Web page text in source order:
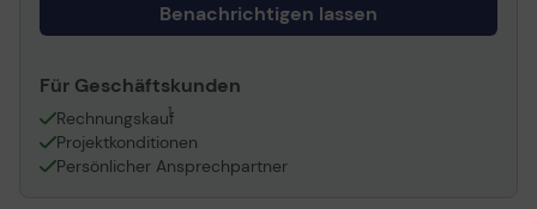
Benachrichtigen lassen
Für Geschäftskunden
Rechnungskauf
1
Projektkonditionen
Persönlicher Ansprechpartner